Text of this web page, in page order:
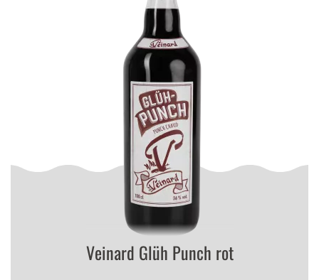
Veinard Glüh Punch rot